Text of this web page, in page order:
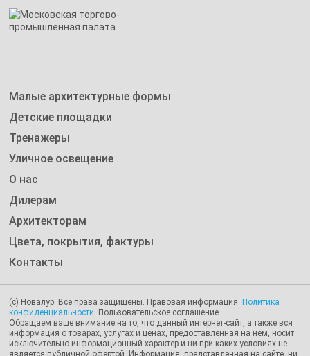
Малые архитектурные формы
Детские площадки
Тренажеры
Уличное освещение
О нас
Дилерам
Архитекторам
Цвета, покрытия, фактуры
Контакты
(с) Новалур. Все права защищены. Правовая информация. Политика
конфиденциальности. Пользовательское соглашение.
Обращаем ваше внимание на то, что данный интернет-сайт, а также вся
информация о товарах, услугах и ценах, предоставленная на нём, носит
исключительно информационный характер и ни при каких условиях не
является публичной офертой. Информация, представленная на сайте, ни